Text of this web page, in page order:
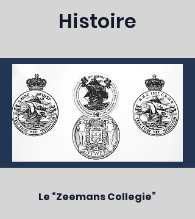
Histoire
Le “Zeemans Collegie”